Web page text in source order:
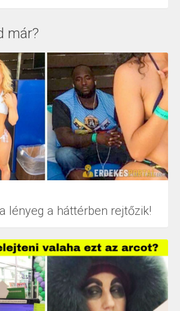
már?
lényeg a háttérben rejtőzik!